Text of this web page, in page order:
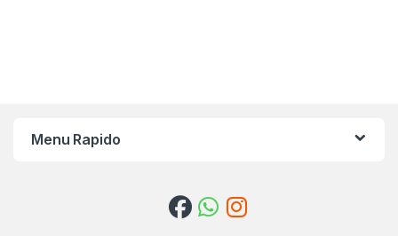
Menu Rapido